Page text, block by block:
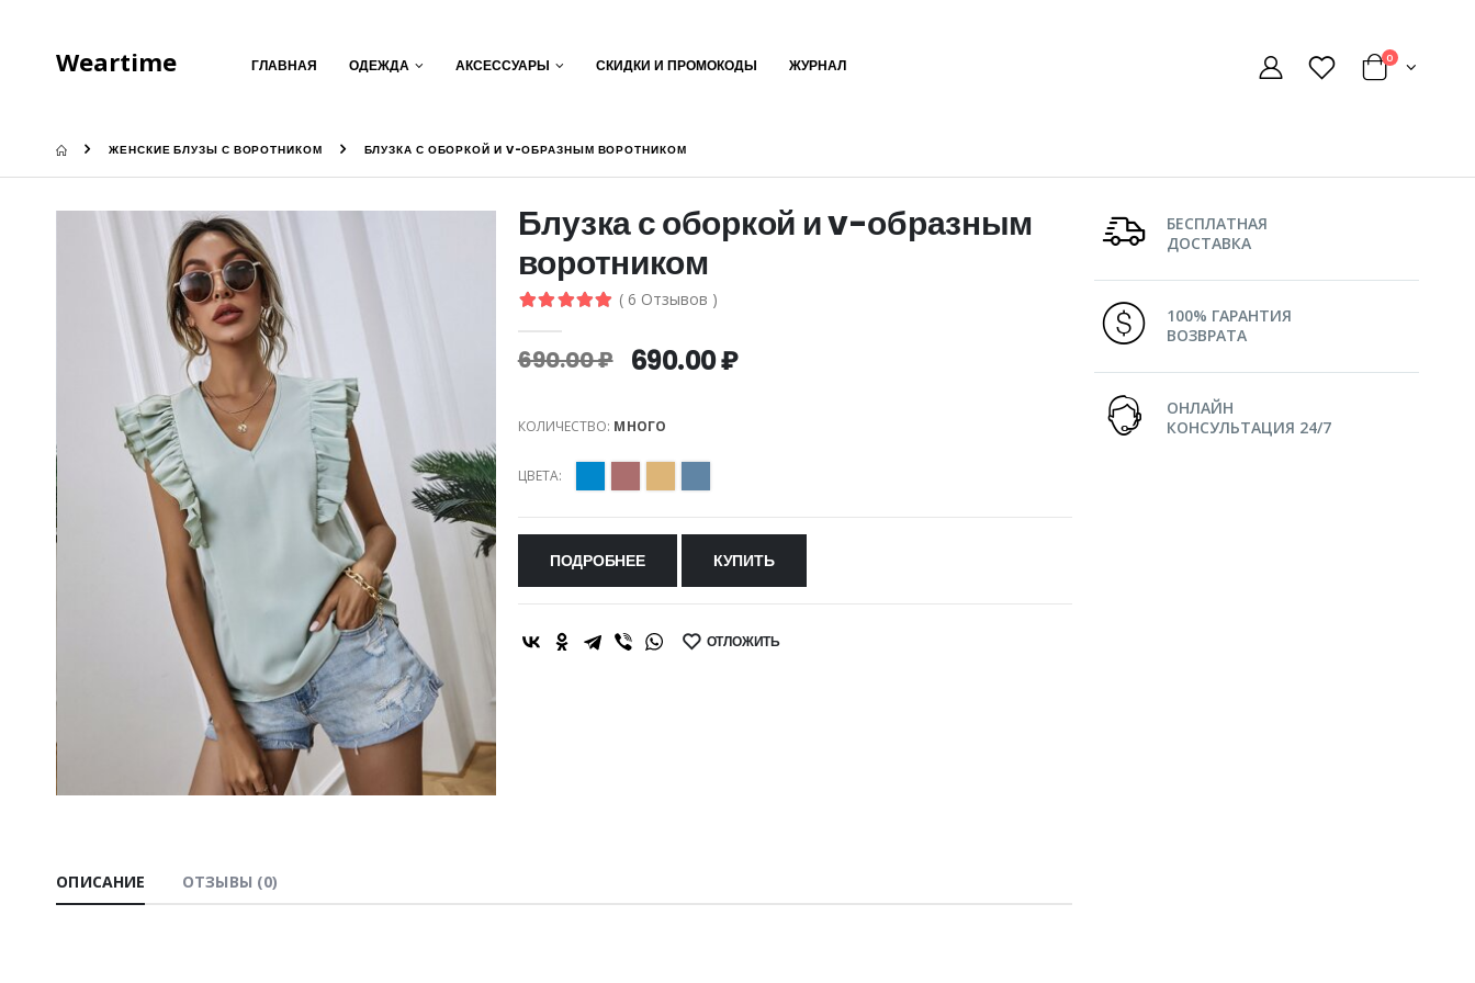
Weartime ГЛАВНАЯ ОДЕЖДА АКСЕССУАРЫ СКИДКИ И ПРОМОКОДЫ ЖУРНАЛ 0
ЖЕНСКИЕ БЛУЗЫ С ВОРОТНИКОМ БЛУЗКА С ОБОРКОЙ И V-ОБРАЗНЫМ ВОРОТНИКОМ
Блузка с оборкой и v-образным
воротником
( 6 Отзывов )
690.00 ₽ 690.00 ₽
КОЛИЧЕСТВО: МНОГО
ЦВЕТА:
ПОДРОБНЕЕ КУПИТЬ
SHARE: ОТЛОЖИТЬ
ОПИСАНИЕ ОТЗЫВЫ (0)
БЕСПЛАТНАЯ
ДОСТАВКА
100% ГАРАНТИЯ
ВОЗВРАТА
ОНЛАЙН
КОНСУЛЬТАЦИЯ 24/7